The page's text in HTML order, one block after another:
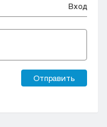
Вход
Отправить